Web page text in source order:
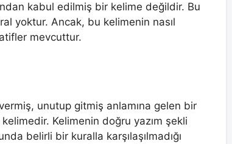
kabul edilmiş bir kelime değildir. Bu
yoktur. Ancak, bu kelimenin nasıl
mevcuttur.
unutup gitmiş anlamına gelen bir
Kelimenin doğru yazım şekli
belirli bir kuralla karşılaşılmadığı